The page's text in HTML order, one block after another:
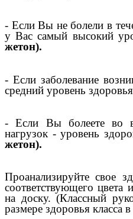
- Если Вы не болели в
у Вас самый высокий
жетон).
- Если заболевание
средний уровень здоровья
- Если Вы болеете во
нагрузок - уровень
жетон).
Проанализируйте свое
соответствующего
на доску. (Классный
размере здоровья класса